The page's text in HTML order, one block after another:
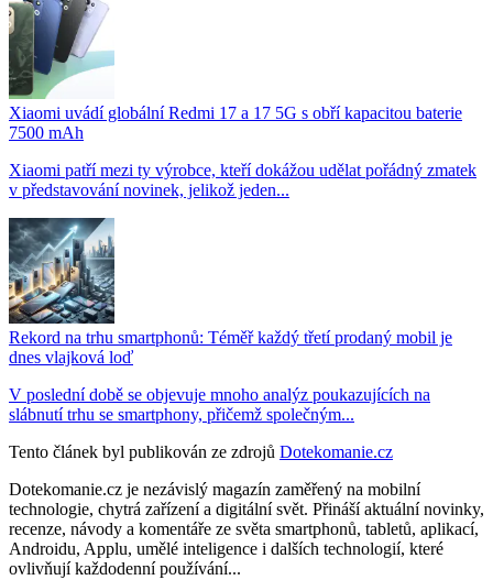
Xiaomi uvádí globální Redmi 17 a 17 5G s obří kapacitou baterie
7500 mAh
Xiaomi patří mezi ty výrobce, kteří dokážou udělat pořádný zmatek
v představování novinek, jelikož jeden...
Rekord na trhu smartphonů: Téměř každý třetí prodaný mobil je
dnes vlajková loď
V poslední době se objevuje mnoho analýz poukazujících na
slábnutí trhu se smartphony, přičemž společným...
Tento článek byl publikován ze zdrojů Dotekomanie.cz
Dotekomanie.cz je nezávislý magazín zaměřený na mobilní
technologie, chytrá zařízení a digitální svět. Přináší aktuální novinky,
recenze, návody a komentáře ze světa smartphonů, tabletů, aplikací,
Androidu, Applu, umělé inteligence i dalších technologií, které
ovlivňují každodenní používání...